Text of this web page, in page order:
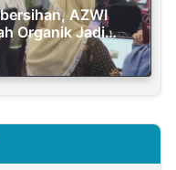
AZWI
Organik Jadi